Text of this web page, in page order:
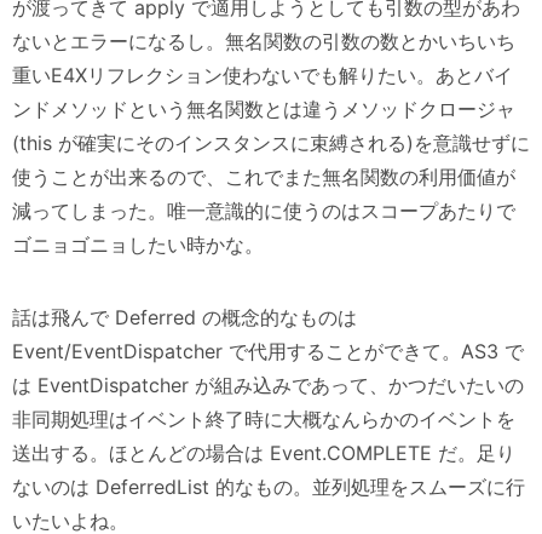
が渡ってきて apply で適用しようとしても引数の型があわ
ないとエラーになるし。無名関数の引数の数とかいちいち
重いE4Xリフレクション使わないでも解りたい。あとバイ
ンドメソッドという無名関数とは違うメソッドクロージャ
(this が確実にそのインスタンスに束縛される)を意識せずに
使うことが出来るので、これでまた無名関数の利用価値が
減ってしまった。唯一意識的に使うのはスコープあたりで
ゴニョゴニョしたい時かな。
話は飛んで Deferred の概念的なものは
Event/EventDispatcher で代用することができて。AS3 で
は EventDispatcher が組み込みであって、かつだいたいの
非同期処理はイベント終了時に大概なんらかのイベントを
送出する。ほとんどの場合は Event.COMPLETE だ。足り
ないのは DeferredList 的なもの。並列処理をスムーズに行
いたいよね。